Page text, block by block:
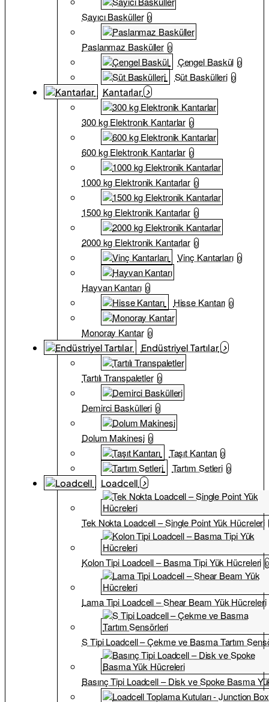
Sayıcı Basküller 0
Paslanmaz Basküller 0
Çengel Baskül 0
Süt Baskülleri 0
Kantarlar
300 kg Elektronik Kantarlar 0
600 kg Elektronik Kantarlar 0
1000 kg Elektronik Kantarlar 0
1500 kg Elektronik Kantarlar 0
2000 kg Elektronik Kantarlar 0
Vinç Kantarları 0
Hayvan Kantarı 0
Hisse Kantarı 0
Monoray Kantar 0
Endüstriyel Tartılar
Tartılı Transpaletler 0
Demirci Baskülleri 0
Dolum Makinesi 0
Taşıt Kantarı 0
Tartım Setleri 0
Loadcell
Tek Nokta Loadcell – Single Point Yük Hücreleri
Kolon Tipi Loadcell – Basma Tipi Yük Hücreleri 0
Lama Tipi Loadcell – Shear Beam Yük Hücreleri
S Tipi Loadcell – Çekme ve Basma Tartım
Basınç Tipi Loadcell – Disk ve Spoke Basma